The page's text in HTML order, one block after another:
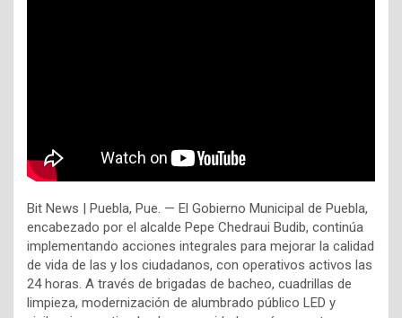
Bit News | Puebla, Pue. — El Gobierno Municipal de Puebla,
encabezado por el alcalde Pepe Chedraui Budib, continúa
implementando acciones integrales para mejorar la calidad
de vida de las y los ciudadanos, con operativos activos las
24 horas. A través de brigadas de bacheo, cuadrillas de
limpieza, modernización de alumbrado público LED y